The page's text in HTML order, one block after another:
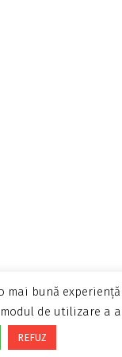
mai bună
de utilizare a
REFUZ